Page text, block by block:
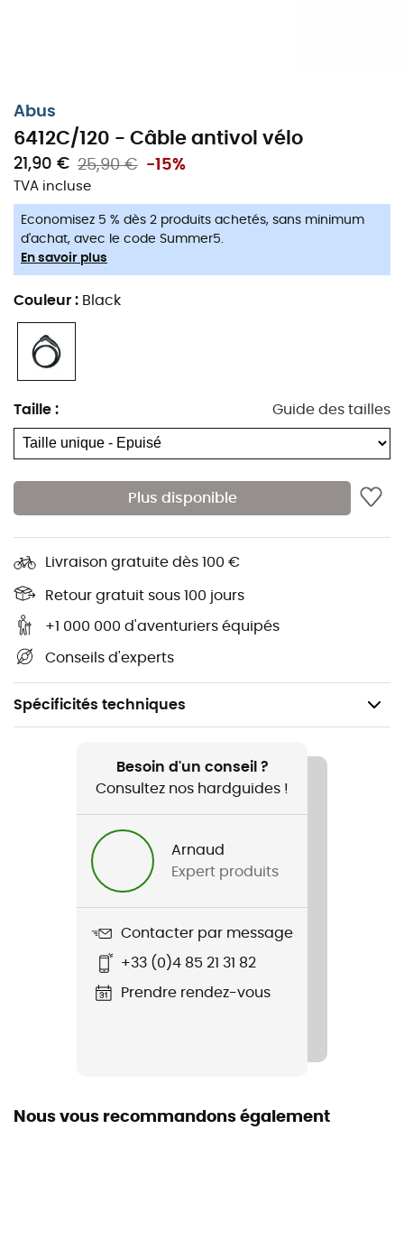
Abus
6412C/120 - Câble antivol vélo
21,90 € 25,90 € -15%
TVA incluse
Economisez 5 % dès 2 produits achetés, sans minimum
d'achat, avec le code Summer5.
En savoir plus
Couleur : Black
Taille : Guide des tailles
Plus disponible
Livraison gratuite dès 100 €
Retour gratuit sous 100 jours
+1 000 000 d'aventuriers équipés
Conseils d'experts
Spécificités techniques
Homme / Femme
Nom du produit
Besoin d'un conseil ?
Consultez nos hardguides !
Arnaud
Expert produits
Contacter par message
+33 (0)4 85 21 31 82
Prendre rendez-vous
Nous vous recommandons également